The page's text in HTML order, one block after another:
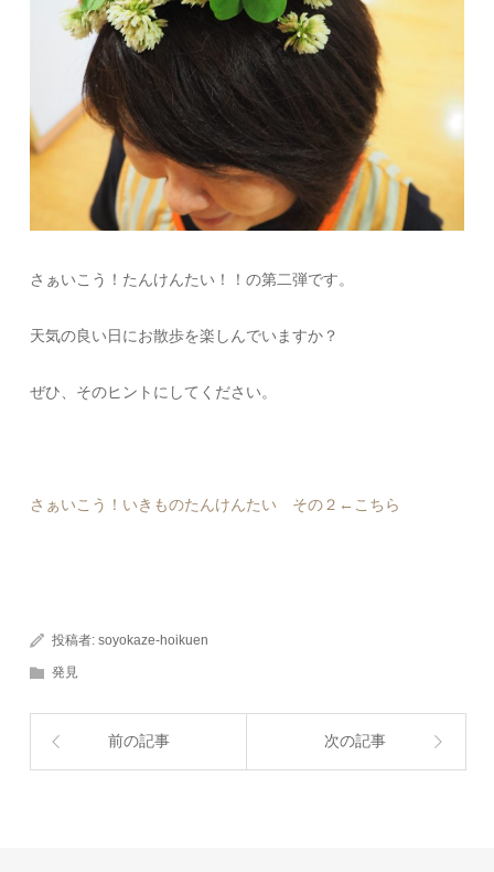
さぁいこう！たんけんたい！！の第二弾です。
天気の良い日にお散歩を楽しんでいますか？
ぜひ、そのヒントにしてください。
さぁいこう！いきものたんけんたい その２←こちら
投稿者:soyokaze-hoikuen
発見
前の記事 次の記事